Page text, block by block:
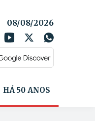
08/08/2026
HÁ 50 ANOS